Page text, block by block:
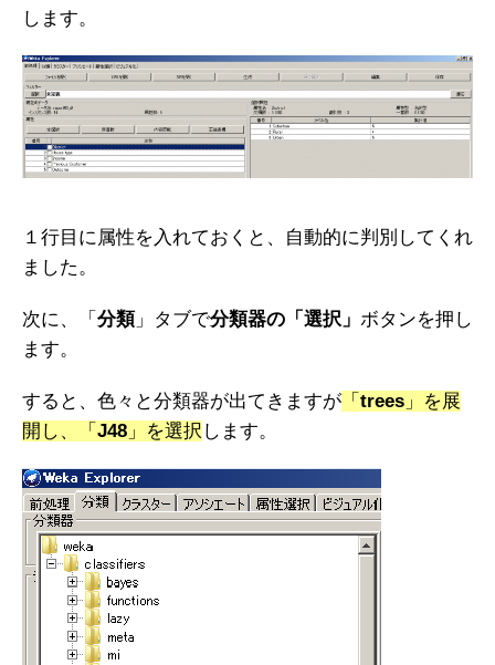
します。
１行目に属性を入れておくと、自動的に判別してくれ
ました。
次に、「 分類」タブで分類器の「選択」 ボタンを押し
ます。
すると、色々と分類器が出てきますが 「 trees 」を展
開し、「 J48 」を選択 します。